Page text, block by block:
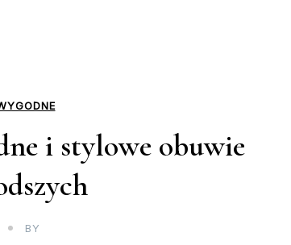
i stylowe obuwie
BY